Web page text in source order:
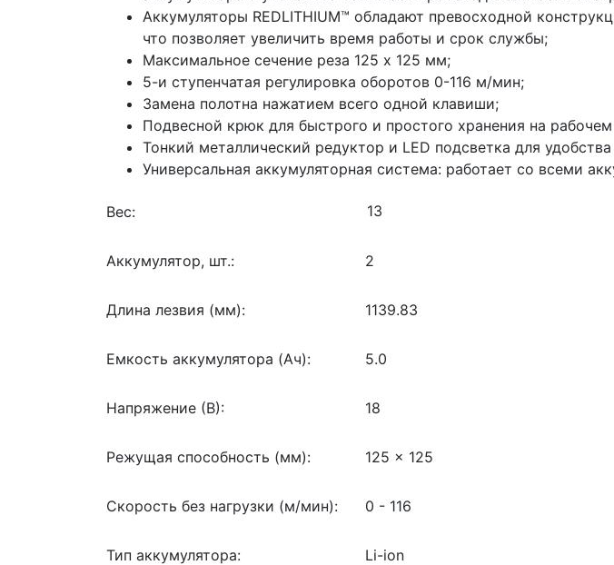
Аккумуляторы REDLITHIUM™ обладают превосходной
что позволяет увеличить время работы и срок службы;
Максимальное сечение реза 125 х 125 мм;
5-и ступенчатая регулировка оборотов 0-116 м/мин;
Замена полотна нажатием всего одной клавиши;
Подвесной крюк для быстрого и простого хранения на
Тонкий металлический редуктор и LED подсветка для удобства
Универсальная аккумуляторная система: работает со всеми
Вес:
Аккумулятор, шт.: 2
Длина лезвия (мм): 1139.83
Емкость аккумулятора (Ач): 5.0
Напряжение (В): 18
Режущая способность (мм): 125 x 125
Скорость без нагрузки (м/мин): 0 - 116
Тип аккумулятора: Li-ion